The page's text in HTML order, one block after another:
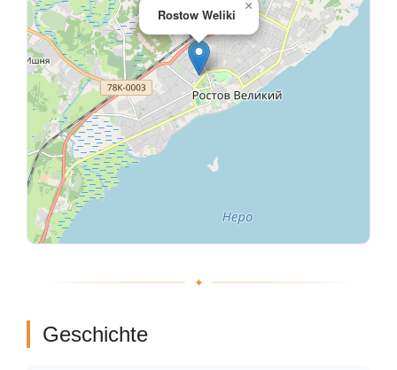
Rostow Weliki
×
Geschichte